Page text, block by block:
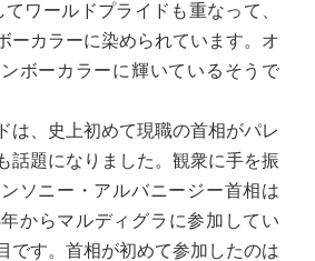
ワールドプライドも重なって、
ーカラーに染められています。オ
ボーカラーに輝いているそうで
、史上初めて現職の首相がパレ
話題になりました。観衆に手を振
ソニー・アルバニージー首相は
からマルディグラに参加してい
です。首相が初めて参加したのは